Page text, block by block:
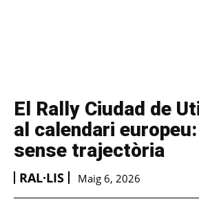
El Rally Ciudad de
al calendari
sense trajectòria
RAL·LIS Maig 6, 2026